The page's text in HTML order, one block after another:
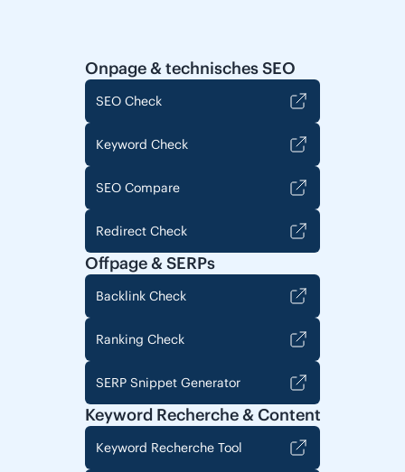
Onpage & technisches SEO
SEO Check
Keyword Check
SEO Compare
Redirect Check
Offpage & SERPs
Backlink Check
Ranking Check
SERP Snippet Generator
Keyword Recherche & Content
Keyword Recherche Tool